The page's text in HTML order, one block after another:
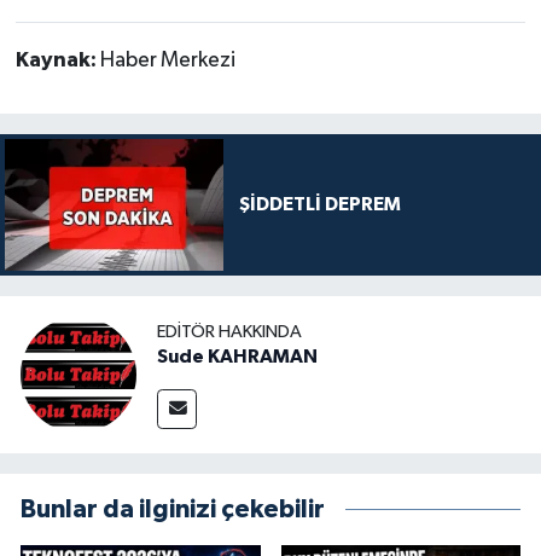
Kaynak: Haber Merkezi
ŞİDDETLİ DEPREM
EDITÖR HAKKINDA
Sude KAHRAMAN
Bunlar da ilginizi çekebilir